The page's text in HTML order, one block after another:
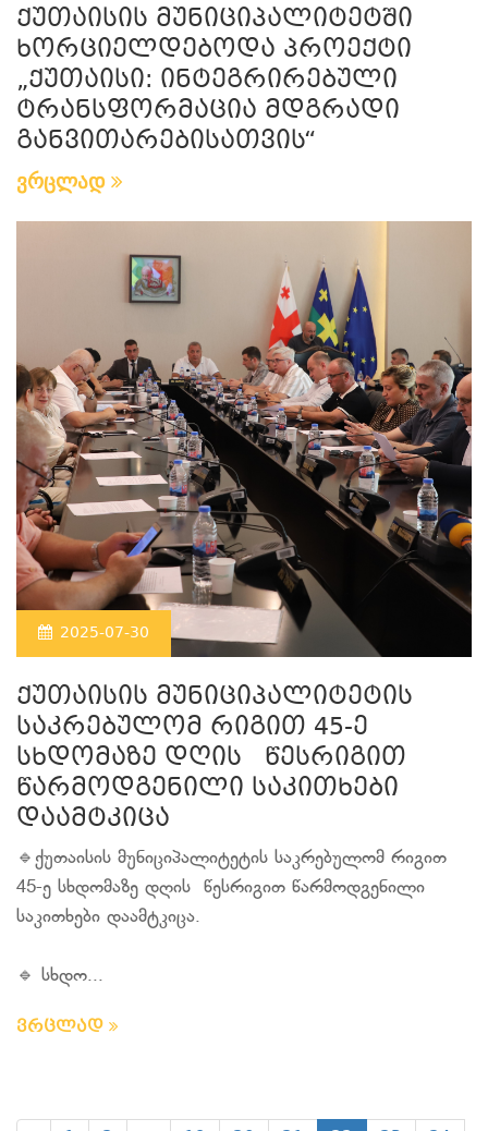
ქუთაისის მუნიციპალიტეტში
ხორციელდებოდა პროექტი
„ქუთაისი: ინტეგრირებული
ტრანსფორმაცია მდგრადი
განვითარებისათვის“
ვრცლად
2025-07-30
ქუთაისის მუნიციპალიტეტის
საკრებულომ რიგით 45-ე
სხდომაზე დღის წესრიგით
წარმოდგენილი საკითხები
დაამტკიცა
🔹ქუთაისის მუნიციპალიტეტის საკრებულომ რიგით
45-ე სხდომაზე დღის წესრიგით წარმოდგენილი
საკითხები დაამტკიცა.
🔹 სხდო...
ვრცლად